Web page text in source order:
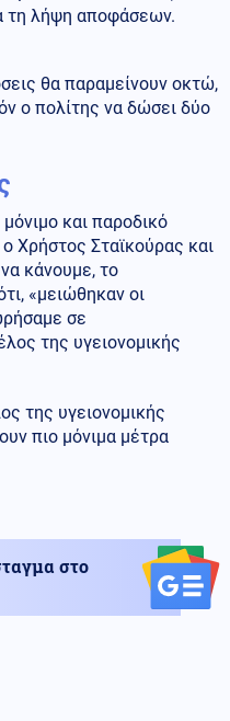
τη λήψη αποφάσεων.
θα παραμείνουν οκτώ,
ο πολίτης να δώσει δύο
και παροδικό
Χρήστος Σταϊκούρας και
κάνουμε, το
«μειώθηκαν οι
σε
της υγειονομικής
της υγειονομικής
πιο μόνιμα μέτρα
στο